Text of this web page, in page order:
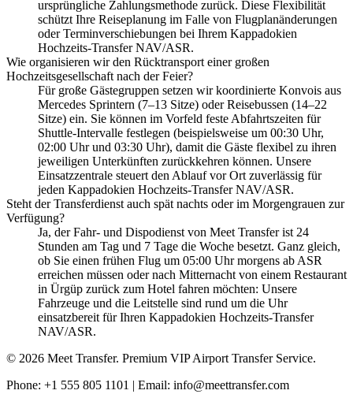
ursprüngliche Zahlungsmethode zurück. Diese Flexibilität
schützt Ihre Reiseplanung im Falle von Flugplanänderungen
oder Terminverschiebungen bei Ihrem Kappadokien
Hochzeits-Transfer NAV/ASR.
Wie organisieren wir den Rücktransport einer großen
Hochzeitsgesellschaft nach der Feier?
Für große Gästegruppen setzen wir koordinierte Konvois aus
Mercedes Sprintern (7–13 Sitze) oder Reisebussen (14–22
Sitze) ein. Sie können im Vorfeld feste Abfahrtszeiten für
Shuttle-Intervalle festlegen (beispielsweise um 00:30 Uhr,
02:00 Uhr und 03:30 Uhr), damit die Gäste flexibel zu ihren
jeweiligen Unterkünften zurückkehren können. Unsere
Einsatzzentrale steuert den Ablauf vor Ort zuverlässig für
jeden Kappadokien Hochzeits-Transfer NAV/ASR.
Steht der Transferdienst auch spät nachts oder im Morgengrauen zur
Verfügung?
Ja, der Fahr- und Dispodienst von Meet Transfer ist 24
Stunden am Tag und 7 Tage die Woche besetzt. Ganz gleich,
ob Sie einen frühen Flug um 05:00 Uhr morgens ab ASR
erreichen müssen oder nach Mitternacht von einem Restaurant
in Ürgüp zurück zum Hotel fahren möchten: Unsere
Fahrzeuge und die Leitstelle sind rund um die Uhr
einsatzbereit für Ihren Kappadokien Hochzeits-Transfer
NAV/ASR.
© 2026 Meet Transfer. Premium VIP Airport Transfer Service.
Phone: +1 555 805 1101 | Email: info@meettransfer.com